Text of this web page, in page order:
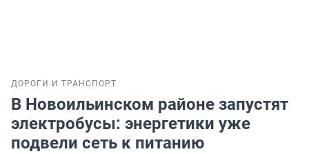
ДОРОГИ И ТРАНСПОРТ
В Новоильинском районе запустят
электробусы: энергетики уже
подвели сеть к питанию